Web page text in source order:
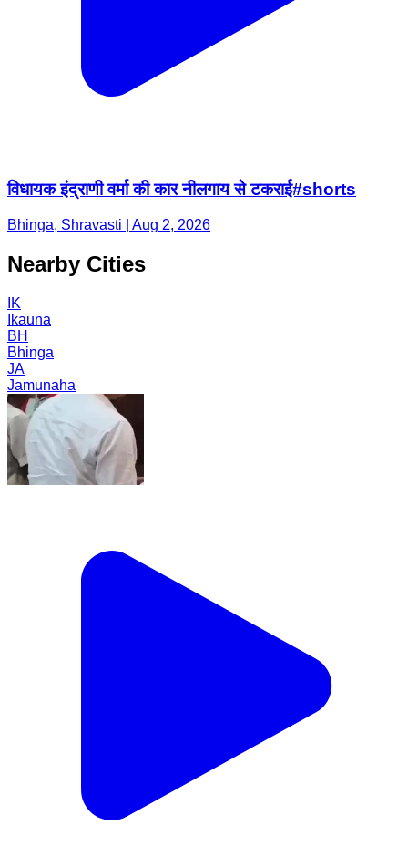
विधायक इंद्राणी वर्मा की कार नीलगाय से टकराई#shorts
Bhinga, Shravasti | Aug 2, 2026
Nearby Cities
IK
Ikauna
BH
Bhinga
JA
Jamunaha